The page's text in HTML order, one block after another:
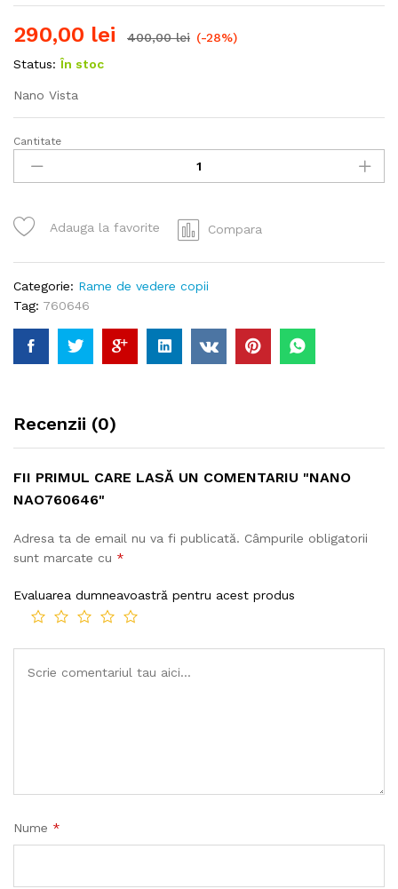
290,00 lei 400,00lei (-28%)
Status: În stoc
Nano Vista
Nano
NAO760646
cantitate
Cantitate
Adauga la favorite Compara
Categorie: Rame de vedere copii
Tag: 760646
Recenzii (0)
FII PRIMUL CARE LASĂ UN COMENTARIU "NANO
NAO760646"
Adresa ta de email nu va fi publicată. Câmpurile obligatorii
sunt marcate cu *
Evaluarea dumneavoastră pentru acest produs
Nume *